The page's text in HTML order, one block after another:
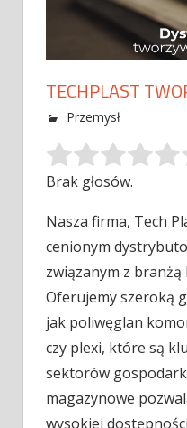
TECHPLAST
Przemysł
Brak głosów.
Nasza firma, Tech
cenionym
związanym z
Oferujemy szeroką
jak poliwęglan
czy plexi, które są
sektorów
magazynowe
wysokiej